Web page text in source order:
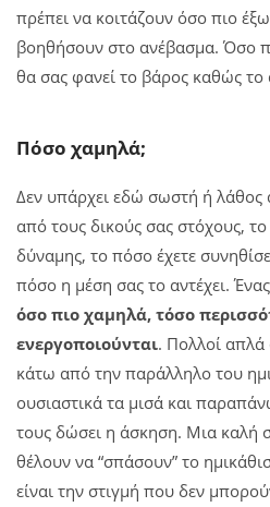
πρέπει να κοιτάζουν όσο πιο
βοηθήσουν στο ανέβασμα. Όσο
θα σας φανεί το βάρος καθώς το
Πόσο χαμηλά;
Δεν υπάρχει εδώ σωστή ή λάθος
από τους δικούς σας στόχους,
δύναμης, το πόσο έχετε
πόσο η μέση σας το αντέχει. Ένας
όσο πιο χαμηλά, τόσο
ενεργοποιούνται. Πολλοί απλά
κάτω από την παράλληλο του
ουσιαστικά τα μισά και
τους δώσει η άσκηση. Μια καλή
θέλουν να “σπάσουν” το
είναι την στιγμή που δεν